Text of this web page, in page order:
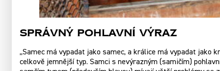
Správný pohlavní výraz
„Samec má vypadat jako samec, a králice má vypadat jako
celkově jemnější typ. Samci s nevýrazným (samičím)